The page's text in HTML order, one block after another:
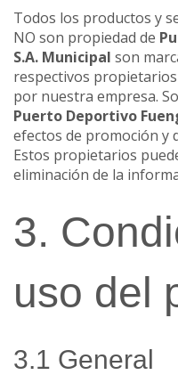
Todos los productos y
NO son propiedad de
S.A. Municipal son
respectivos
por nuestra empresa.
Puerto Deportivo
efectos de promoción y
Estos propietarios
eliminación de la
3.
uso del
3.1 General